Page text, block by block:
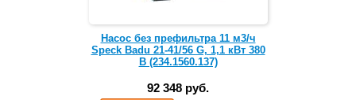
Насос без префильтра 11 м3/ч
Speck Badu 21-41/56 G, 1,1 кВт 380
В (234.1560.137)
92 348 руб.